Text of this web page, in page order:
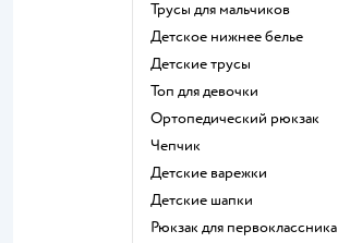
Трусы для мальчиков
Детское нижнее белье
Детские трусы
Топ для девочки
Ортопедический рюкзак
Чепчик
Детские варежки
Детские шапки
Рюкзак для первоклассника